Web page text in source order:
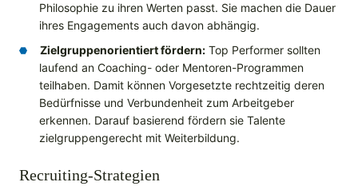
Philosophie zu ihren Werten passt. Sie machen die Dauer
ihres Engagements auch davon abhängig.
Zielgruppenorientiert fördern: Top Performer sollten
laufend an Coaching- oder Mentoren-Programmen
teilhaben. Damit können Vorgesetzte rechtzeitig deren
Bedürfnisse und Verbundenheit zum Arbeitgeber
erkennen. Darauf basierend fördern sie Talente
zielgruppengerecht mit Weiterbildung.
Recruiting-Strategien